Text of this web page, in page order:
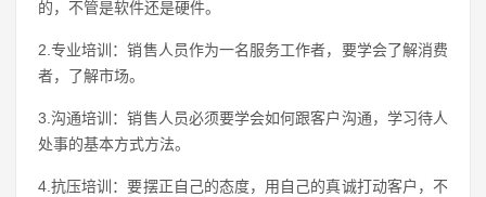
的，不管是软件还是硬件。
2.专业培训：销售人员作为一名服务工作者，要学会了解消费
者，了解市场。
3.沟通培训：销售人员必须要学会如何跟客户沟通，学习待人
处事的基本方式方法。
4.抗压培训：要摆正自己的态度，用自己的真诚打动客户，不